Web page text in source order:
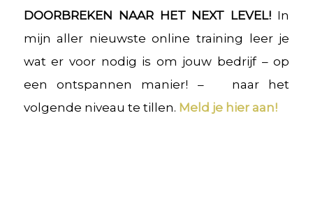
DOORBREKEN NAAR HET NEXT LEVEL! In
mijn aller nieuwste online training leer je
wat er voor nodig is om jouw bedrijf – op
een ontspannen manier! – naar het
volgende niveau te tillen. Meld je hier aan!